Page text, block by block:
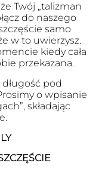
Twój „talizman
do naszego
samo
w to uwierzysz.
kiedy cała
przekazana.
pod
o wpisanie
składając